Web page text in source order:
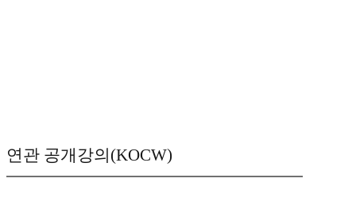
연관 공개강의(KOCW)